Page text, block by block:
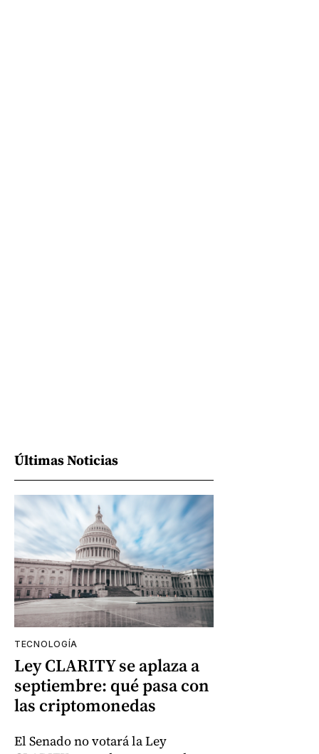
Últimas Noticias
TECNOLOGÍA
Ley CLARITY se aplaza a
septiembre: qué pasa con
las criptomonedas
El Senado no votará la Ley